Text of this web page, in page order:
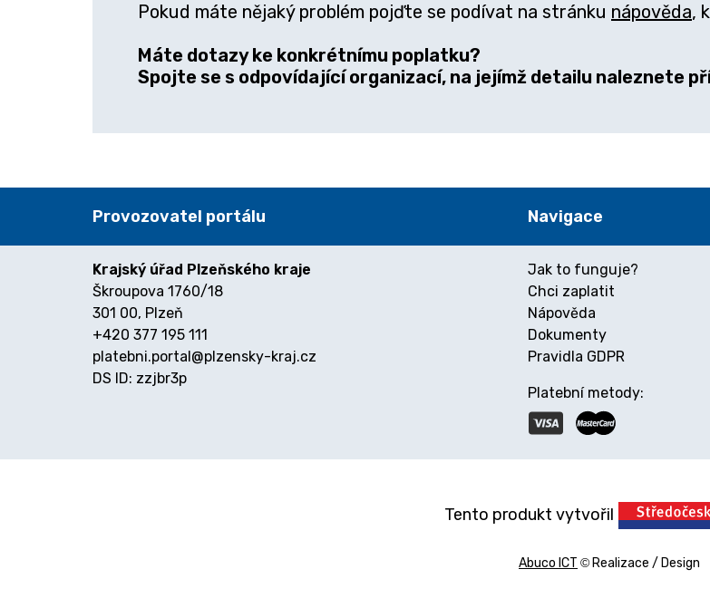
Pokud máte nějaký problém pojďte se podívat na stránku nápověda,
Máte dotazy ke konkrétnímu poplatku?
Spojte se s odpovídající organizací, na jejímž detailu naleznete
Provozovatel portálu Navigace
Krajský úřad Plzeňského kraje
Škroupova 1760/18
301 00, Plzeň
+420 377 195 111
platebni.portal@plzensky-kraj.cz
DS ID: zzjbr3p
Jak to funguje?
Chci zaplatit
Nápověda
Dokumenty
Pravidla GDPR
Platební metody:
Tento produkt vytvořil
Abuco ICT © Realizace / Design